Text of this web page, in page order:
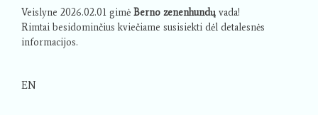
Veislyne 2026.02.01 gimė Berno zenenhundų vada!
Rimtai besidominčius kviečiame susisiekti dėl detalesnės
informacijos.
EN